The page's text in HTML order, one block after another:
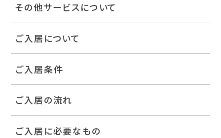
その他サービスについて
ご入居について
ご入居条件
ご入居の流れ
ご入居に必要なもの